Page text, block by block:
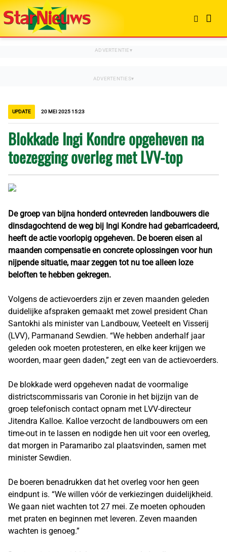
UPDATE 20 MEI 2025 15:23
Blokkade Ingi Kondre opgeheven na
toezegging overleg met LVV-top
De groep van bijna honderd ontevreden landbouwers die
dinsdagochtend de weg bij Ingi Kondre had gebarricadeerd,
heeft de actie voorlopig opgeheven. De boeren eisen al
maanden compensatie en concrete oplossingen voor hun
nijpende situatie, maar zeggen tot nu toe alleen loze
beloften te hebben gekregen.
Volgens de actievoerders zijn er zeven maanden geleden
duidelijke afspraken gemaakt met zowel president Chan
Santokhi als minister van Landbouw, Veeteelt en Visserij
(LVV), Parmanand Sewdien. “We hebben anderhalf jaar
geleden ook moeten protesteren, en elke keer krijgen we
woorden, maar geen daden,” zegt een van de actievoerders.
De blokkade werd opgeheven nadat de voormalige
districtscommissaris van Coronie in het bijzijn van de
groep telefonisch contact opnam met LVV-directeur
Jitendra Kalloe. Kalloe verzocht de landbouwers om een
time-out in te lassen en nodigde hen uit voor een overleg,
dat morgen in Paramaribo zal plaatsvinden, samen met
minister Sewdien.
De boeren benadrukken dat het overleg voor hen geen
eindpunt is. “We willen vóór de verkiezingen duidelijkheid.
We gaan niet wachten tot 27 mei. Ze moeten ophouden
met praten en beginnen met leveren. Zeven maanden
wachten is genoeg.”